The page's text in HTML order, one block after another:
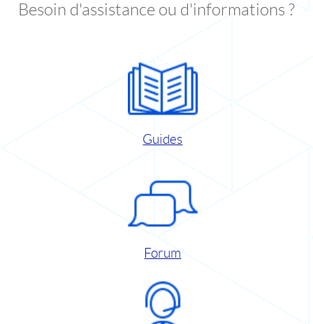
Besoin d'assistance ou d'informations ?
Guides
Forum